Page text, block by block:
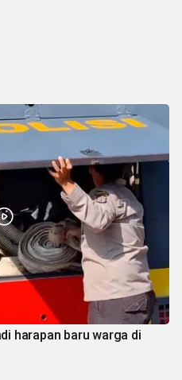
harapan baru warga di